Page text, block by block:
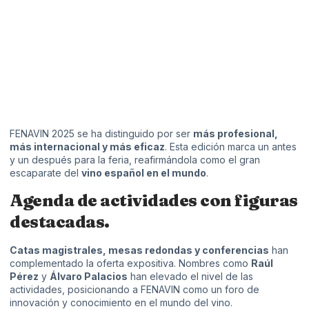
FENAVIN 2025 se ha distinguido por ser más profesional,
más internacional y más eficaz. Esta edición marca un antes
y un después para la feria, reafirmándola como el gran
escaparate del vino español en el mundo.
Agenda de actividades con figuras
destacadas.
Catas magistrales, mesas redondas y conferencias han
complementado la oferta expositiva. Nombres como Raúl
Pérez y Álvaro Palacios han elevado el nivel de las
actividades, posicionando a FENAVIN como un foro de
innovación y conocimiento en el mundo del vino.